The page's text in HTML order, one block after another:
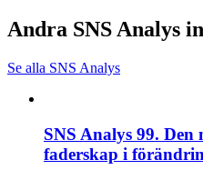
Andra SNS Analys
Se alla SNS Analys
SNS Analys 99.
faderskap i